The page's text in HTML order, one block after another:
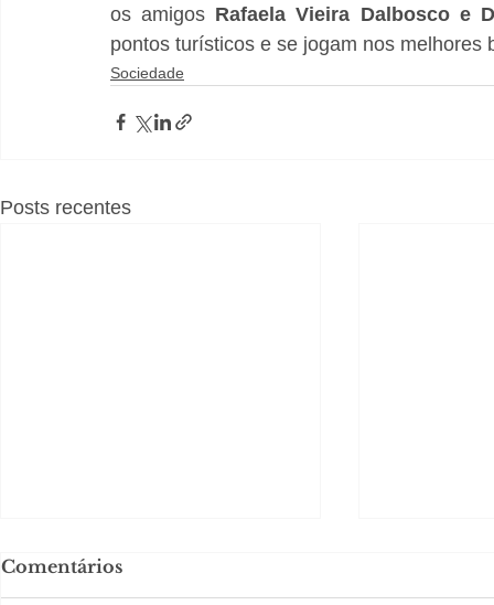
os amigos Rafaela Vieira Dalbosco e
pontos turísticos e se jogam nos
Sociedade
Posts recentes
Comentários